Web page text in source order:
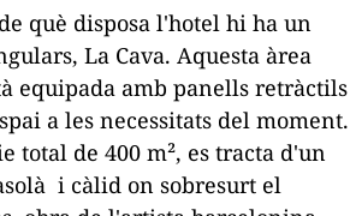
què disposa l'hotel hi ha un
La Cava. Aquesta àrea
equipada amb panells retràctils
a les necessitats del moment.
total de 400 m², es tracta d'un
i càlid on sobresurt el